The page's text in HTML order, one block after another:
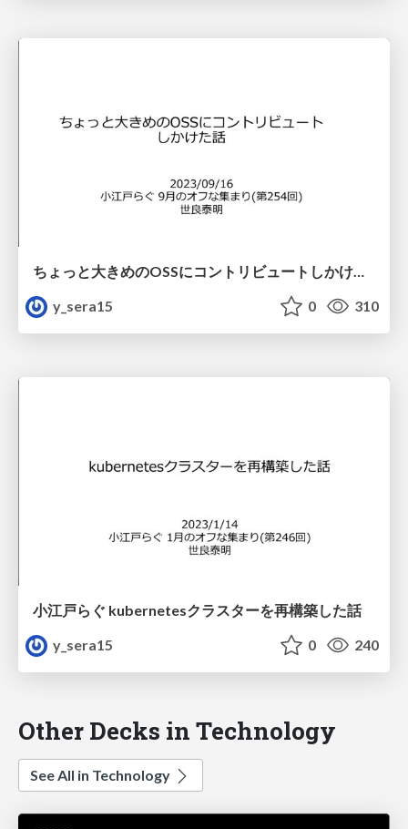
ちょっと大きめのOSSにコントリビュートしかけた話
y_sera15
0 310
小江戸らぐ kubernetesクラスターを再構築した話
y_sera15
0 240
Other Decks in Technology
See All in Technology